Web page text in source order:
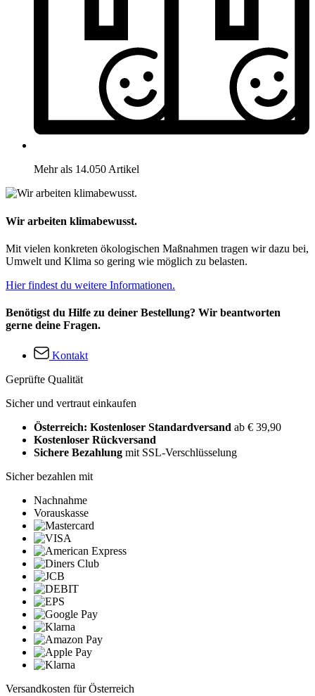
Mehr als 14.050 Artikel
Wir arbeiten klimabewusst.
Mit vielen konkreten ökologischen Maßnahmen tragen wir dazu bei,
Umwelt und Klima so gering wie möglich zu belasten.
Hier findest du weitere Informationen.
Benötigst du Hilfe zu deiner Bestellung? Wir beantworten
gerne deine Fragen.
Kontakt
Geprüfte Qualität
Sicher und vertraut einkaufen
Österreich: Kostenloser Standardversand ab € 39,90
Kostenloser Rückversand
Sichere Bezahlung mit SSL-Verschlüsselung
Sicher bezahlen mit
Nachnahme
Vorauskasse
Versandkosten für Österreich